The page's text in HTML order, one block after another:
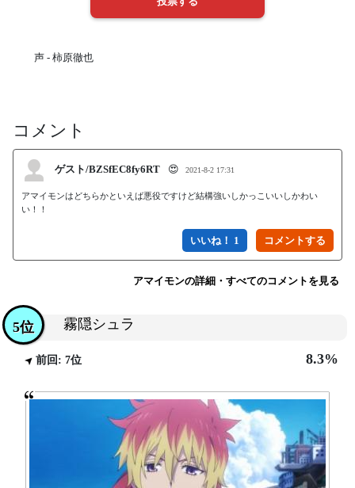
声 - 柿原徹也
コメント
ゲスト/BZSfEC8fy6RT 😍 2021-8-2 17:31
アマイモンはどちらかといえば悪役ですけど結構強いしかっこいいしかわい
い！！
いいね！ 1
アマイモンの詳細・すべてのコメントを見る
霧隠シュラ
5位
前回: 7位 8.3%